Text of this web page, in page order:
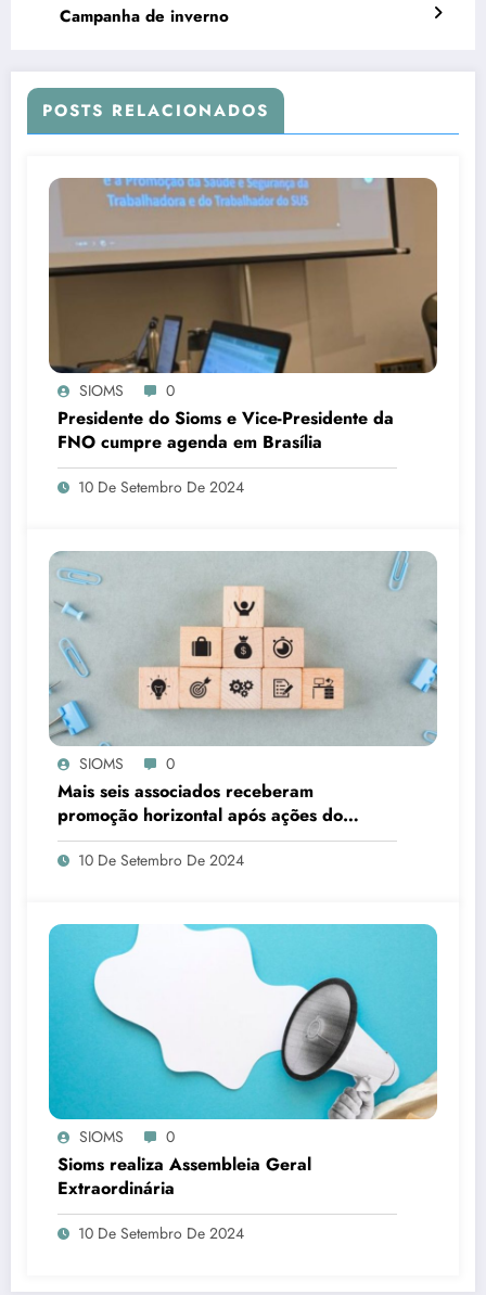
Campanha de inverno
POSTS RELACIONADOS
SIOMS 0
Presidente do Sioms e Vice-Presidente da
FNO cumpre agenda em Brasília
10 De Setembro De 2024
SIOMS 0
Mais seis associados receberam
promoção horizontal após ações do
SIOMS
10 De Setembro De 2024
SIOMS 0
Sioms realiza Assembleia Geral
Extraordinária
10 De Setembro De 2024